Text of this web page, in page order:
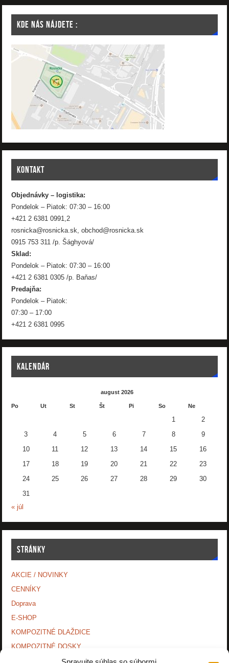
KDE NÁS NÁJDETE :
KONTAKT
Objednávky – logistika:
Pondelok – Piatok: 07:30 – 16:00
+421 2 6381 0991,2
rosnicka@rosnicka.sk, obchod@rosnicka.sk
0915 753 311 /p. Šághyová/
Sklad:
Pondelok – Piatok: 07:30 – 16:00
+421 2 6381 0305 /p. Baňas/
Predajňa:
Pondelok – Piatok:
07:30 – 17:00
+421 2 6381 0995
KALENDÁR
august 2026
Po Ut St Št Pi So Ne
1 2
3 4 5 6 7 8 9
10 11 12 13 14 15 16
17 18 19 20 21 22 23
24 25 26 27 28 29 30
31
« júl
STRÁNKY
AKCIE / NOVINKY
CENNÍKY
Doprava
E-SHOP
KOMPOZITNÉ DLAŽDICE
KOMPOZITNÉ DOSKY.